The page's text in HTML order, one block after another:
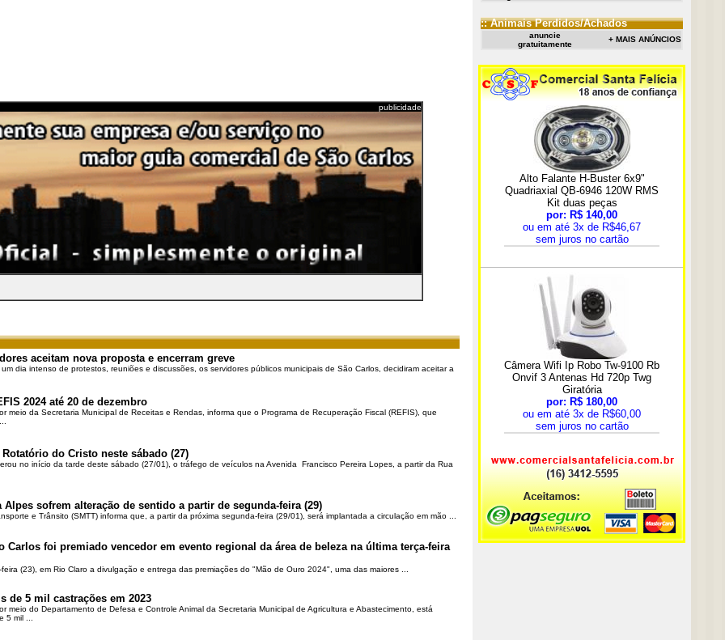
publicidade
aceitam nova proposta e encerram greve
dia intenso de protestos, reuniões e discussões, os servidores públicos municipais de São Carlos, decidiram aceitar a
2024 até 20 de dezembro
meio da Secretaria Municipal de Receitas e Rendas, informa que o Programa de Recuperação Fiscal (REFIS), que
do Cristo neste sábado (27)
no início da tarde deste sábado (27/01), o tráfego de veículos na Avenida Francisco Pereira Lopes, a partir da Rua
Alpes sofrem alteração de sentido a partir de segunda-feira (29)
e Trânsito (SMTT) informa que, a partir da próxima segunda-feira (29/01), será implantada a circulação em mão ...
Carlos foi premiado vencedor em evento regional da área de beleza na última terça-feira
(23), em Rio Claro a divulgação e entrega das premiações do "Mão de Ouro 2024", uma das maiores ...
de 5 mil castrações em 2023
meio do Departamento de Defesa e Controle Animal da Secretaria Municipal de Agricultura e Abastecimento, está
5 mil ...
:: Animais Perdidos/Achados
anuncie
gratuitamente
+ MAIS ANÚNCIOS